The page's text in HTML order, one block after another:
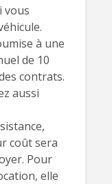
vous
à une
de 10
contrats.
aussi
coût sera
Pour
elle